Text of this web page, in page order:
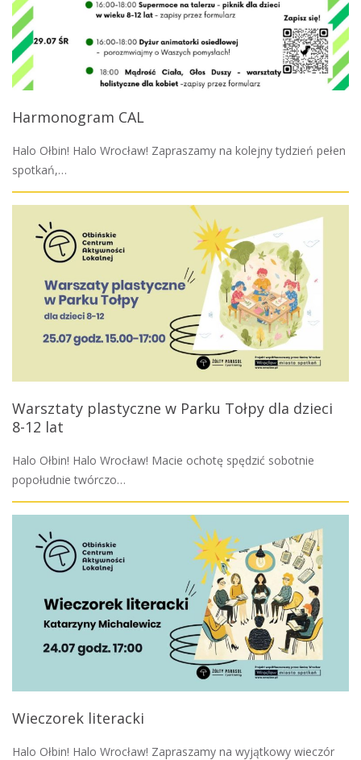
Harmonogram CAL
Halo Ołbin! Halo Wrocław! Zapraszamy na kolejny tydzień pełen
spotkań,…
Warsztaty plastyczne w Parku Tołpy dla dzieci
8-12 lat
Halo Ołbin! Halo Wrocław! Macie ochotę spędzić sobotnie
popołudnie twórczo…
Wieczorek literacki
Halo Ołbin! Halo Wrocław! Zapraszamy na wyjątkowy wieczór